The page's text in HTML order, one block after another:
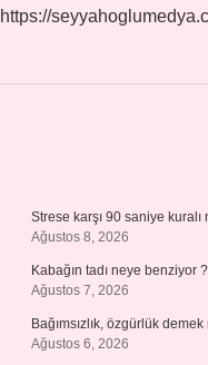
https://
Strese karşı 90 saniye kuralı
Ağustos 8, 2026
Kabağın tadı neye benziyor ?
Ağustos 7, 2026
Bağımsızlık, özgürlük
Ağustos 6, 2026